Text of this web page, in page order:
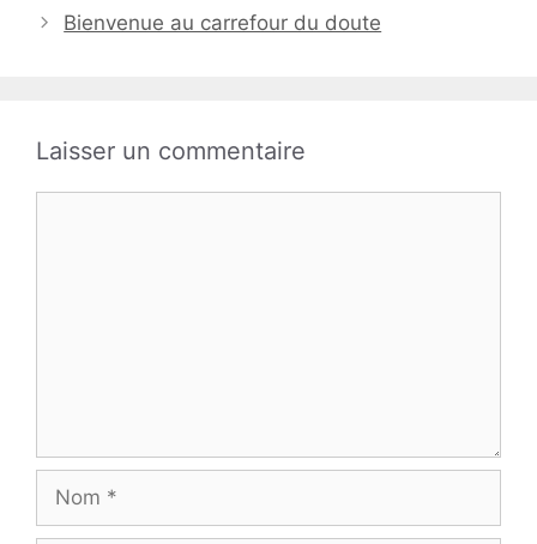
Bienvenue au carrefour du doute
Laisser un commentaire